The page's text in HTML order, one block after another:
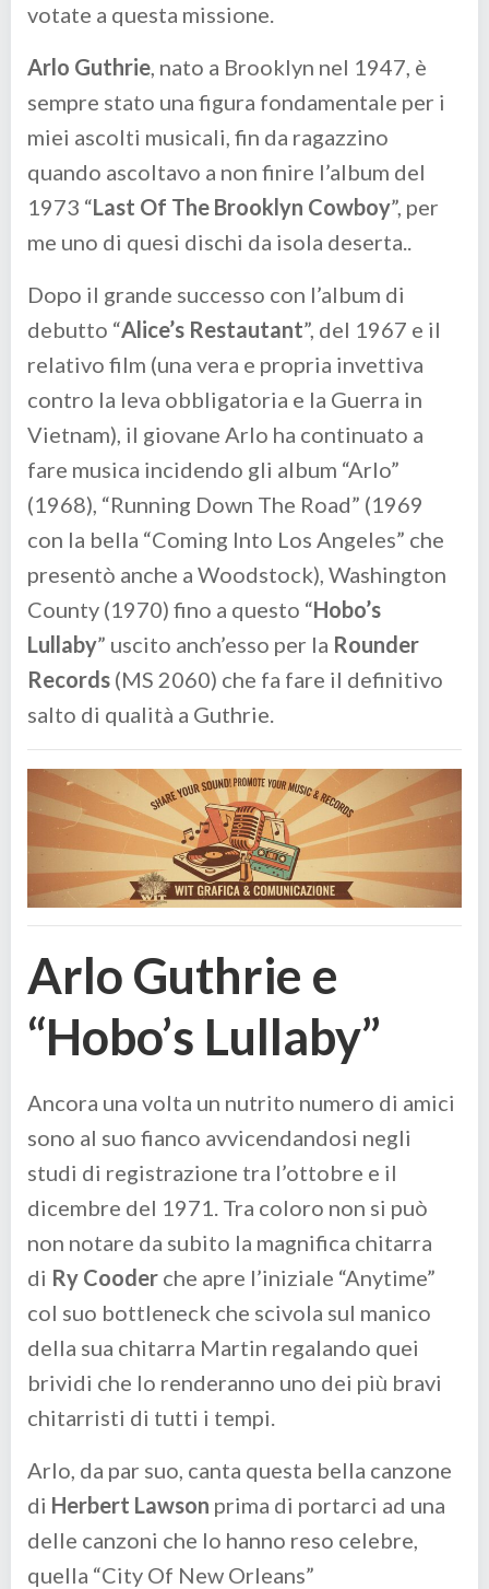
votate a questa missione.
Arlo Guthrie, nato a Brooklyn nel 1947, è
sempre stato una figura fondamentale per i
miei ascolti musicali, fin da ragazzino
quando ascoltavo a non finire l’album del
1973 “Last Of The Brooklyn Cowboy”, per
me uno di quesi dischi da isola deserta..
Dopo il grande successo con l’album di
debutto “Alice’s Restautant”, del 1967 e il
relativo film (una vera e propria invettiva
contro la leva obbligatoria e la Guerra in
Vietnam), il giovane Arlo ha continuato a
fare musica incidendo gli album “Arlo”
(1968), “Running Down The Road” (1969
con la bella “Coming Into Los Angeles” che
presentò anche a Woodstock), Washington
County (1970) fino a questo “Hobo’s
Lullaby” uscito anch’esso per la Rounder
Records (MS 2060) che fa fare il definitivo
salto di qualità a Guthrie.
Arlo Guthrie e
“Hobo’s Lullaby”
Ancora una volta un nutrito numero di amici
sono al suo fianco avvicendandosi negli
studi di registrazione tra l’ottobre e il
dicembre del 1971. Tra coloro non si può
non notare da subito la magnifica chitarra
di Ry Cooder che apre l’iniziale “Anytime”
col suo bottleneck che scivola sul manico
della sua chitarra Martin regalando quei
brividi che lo renderanno uno dei più bravi
chitarristi di tutti i tempi.
Arlo, da par suo, canta questa bella canzone
di Herbert Lawson prima di portarci ad una
delle canzoni che lo hanno reso celebre,
quella “City Of New Orleans”